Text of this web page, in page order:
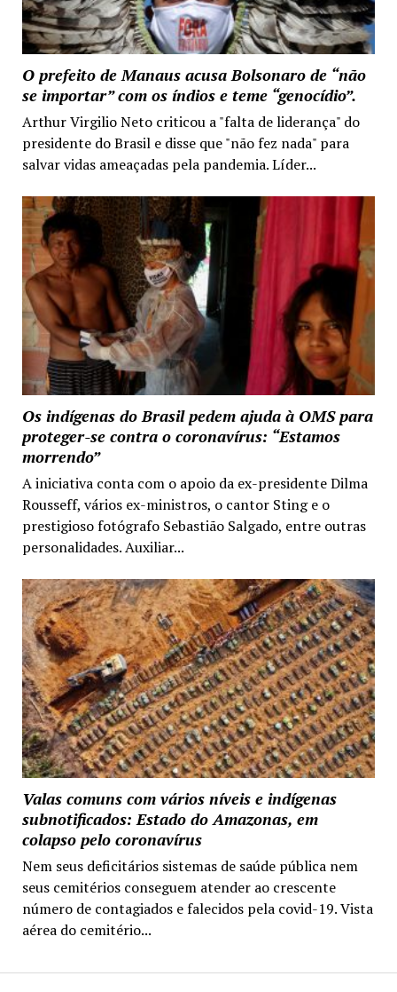
O prefeito de Manaus acusa Bolsonaro de “não
se importar” com os índios e teme “genocídio”.
Arthur Virgilio Neto criticou a "falta de liderança" do
presidente do Brasil e disse que "não fez nada" para
salvar vidas ameaçadas pela pandemia. Líder...
Os indígenas do Brasil pedem ajuda à OMS para
proteger-se contra o coronavírus: “Estamos
morrendo”
A iniciativa conta com o apoio da ex-presidente Dilma
Rousseff, vários ex-ministros, o cantor Sting e o
prestigioso fotógrafo Sebastião Salgado, entre outras
personalidades. Auxiliar...
Valas comuns com vários níveis e indígenas
subnotificados: Estado do Amazonas, em
colapso pelo coronavírus
Nem seus deficitários sistemas de saúde pública nem
seus cemitérios conseguem atender ao crescente
número de contagiados e falecidos pela covid-19. Vista
aérea do cemitério...